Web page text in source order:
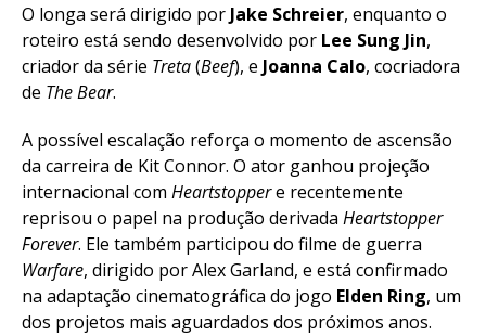
O longa será dirigido por Jake Schreier, enquanto o
roteiro está sendo desenvolvido por Lee Sung Jin,
criador da série Treta(Beef), e Joanna Calo, cocriadora
de The Bear.
A possível escalação reforça o momento de ascensão
da carreira de Kit Connor. O ator ganhou projeção
internacional com Heartstoppere recentemente
reprisou o papel na produção derivada Heartstopper
Forever. Ele também participou do filme de guerra
Warfare, dirigido por Alex Garland, e está confirmado
na adaptação cinematográfica do jogo Elden Ring, um
dos projetos mais aguardados dos próximos anos.